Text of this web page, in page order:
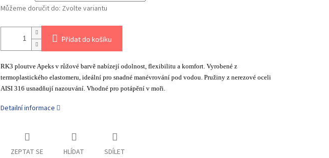
Můžeme doručit do: Zvolte variantu
Přidat do košíku
RK3 ploutve Apeks v růžové barvě nabízejí odolnost, flexibilitu a komfort. Vyrobené z
termoplastického elastomeru, ideální pro snadné manévrování pod vodou. Pružiny z nerezové oceli
AISI 316 usnadňují nazouvání. Vhodné pro potápění v moři.
Detailní informace
ZEPTAT SE HLÍDAT SDÍLET